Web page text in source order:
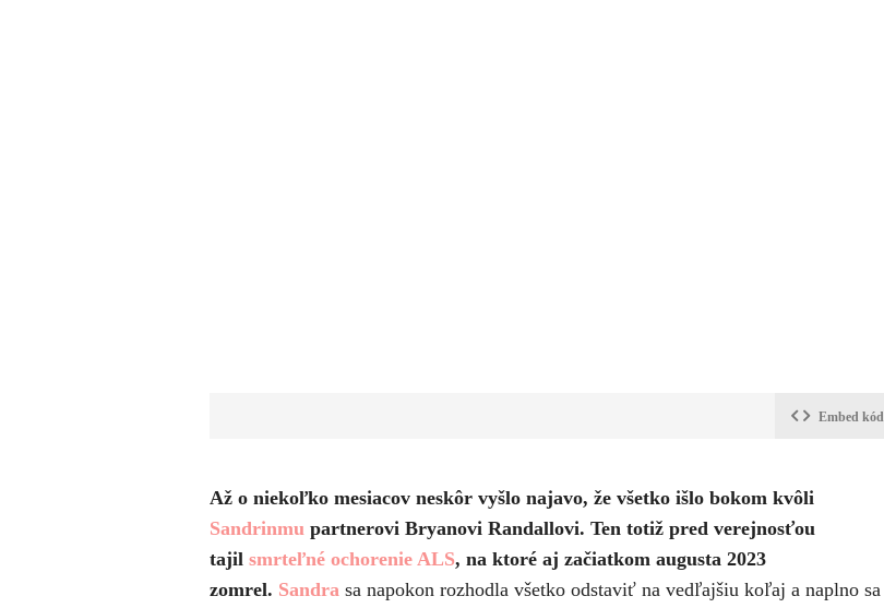
Embed kód
Až o niekoľko mesiacov neskôr vyšlo najavo, že všetko išlo bokom kvôli
Sandrinmu partnerovi Bryanovi Randallovi. Ten totiž pred verejnosťou
tajil smrteľné ochorenie ALS, na ktoré aj začiatkom augusta 2023
zomrel. Sandra sa napokon rozhodla všetko odstaviť na vedľajšiu koľaj a naplno sa